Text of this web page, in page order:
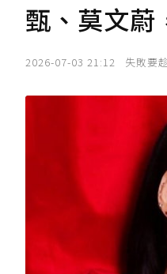
甄、莫文蔚
2026-07-03 21:12 失敗要